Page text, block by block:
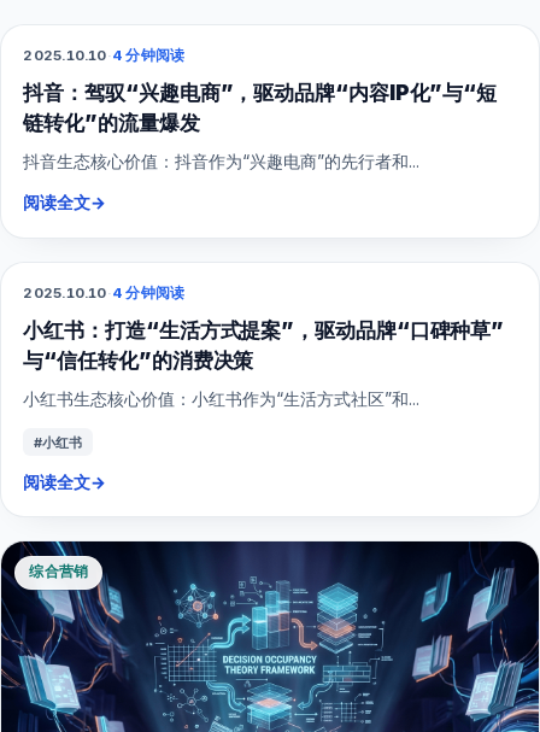
抖音短视频
2025.10.10·4 分钟阅读
抖音：驾驭“兴趣电商”，驱动品牌“内容IP化”与“短
链转化”的流量爆发
抖音生态核心价值：抖音作为“兴趣电商”的先行者和...
阅读全文→
小红书
2025.10.10·4 分钟阅读
小红书：打造“生活方式提案”，驱动品牌“口碑种草”
与“信任转化”的消费决策
小红书生态核心价值：小红书作为“生活方式社区”和...
#小红书
阅读全文→
综合营销